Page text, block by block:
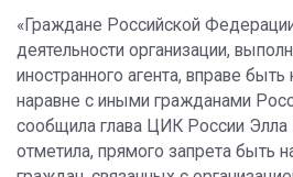
«Граждане Российской
деятельности организации,
иностранного агента, вправе
наравне с иными гражданами
сообщила глава ЦИК России
отметила, прямого запрета быть